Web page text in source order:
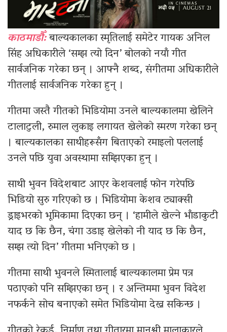
काठमाडौँ:बाल्यकालका स्मृतिलाई समेटेर गायक अनिल
सिंह अधिकारीले ‘सम्झ त्यो दिन’ बोलको नयाँ गीत
सार्वजनिक गरेका छन् । आफ्नै शब्द, संगीतमा अधिकारीले
गीतलाई सार्वजनिक गरेका हुन् ।
गीतमा जस्तै गीतको भिडियोमा उनले बाल्यकालमा खेलिने
टालाटुली, रुमाल लुकाइ लगायत खेलेको स्मरण गरेका छन्
। बाल्यकालका साथीहरूसँग बिताएको रमाइलो पललाई
उनले पछि युवा अवस्थामा सम्झिएका हुन् ।
साथी भुवन विदेशबाट आएर केशवलाई फोन गरेपछि
भिडियो सुरु गरिएको छ । भिडियोमा केशव ट्याक्सी
ड्राइभरको भूमिकामा दिएका छन् । ‘हामीले खेल्ने भाँडाकुटी
याद छ कि छैन, चंगा उडाइ खेलेको नी याद छ कि छैन,
सम्झ त्यो दिन’ गीतमा भनिएको छ ।
गीतमा साथी भुवनले स्मितालाई बाल्यकालमा प्रेम पत्र
पठाएको पनि सम्झिएका छन् । र अन्तिममा भुवन विदेश
नफर्कने सोच बनाएको समेत भिडियोमा देख्न सकिन्छ ।